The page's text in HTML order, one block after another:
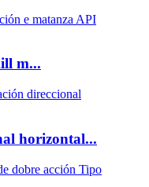
m...
horizontal...